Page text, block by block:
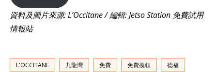
資料及圖片來源: L’Occitane / 編輯: Jetso Station 免費試用
情報站
L'OCCITANE 九龍灣 免費 免費換領 德福